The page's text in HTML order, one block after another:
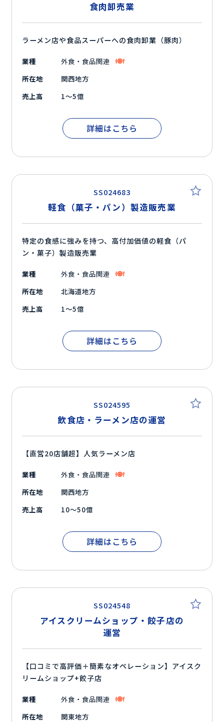
食肉卸売業
ラーメン店や食品スーパーへの食肉卸業（豚肉）
業種
外食・食品関連
所在地
関西地方
売上高
1～5億
詳細はこちら
SS024683
軽食（菓子・パン）製造販売業
特定の食感に強みを持つ、高付加価値の軽食（パ
ン・菓子）製造販売業
業種
外食・食品関連
所在地
北海道地方
売上高
1～5億
詳細はこちら
SS024595
飲食店・ラーメン店の運営
【直営20店舗超】人気ラーメン店
業種
外食・食品関連
所在地
関西地方
売上高
10～50億
詳細はこちら
SS024548
アイスクリームショップ・餃子店の
運営
【口コミで高評価＋簡素なオペレーション】アイスク
リームショップ+餃子店
業種
外食・食品関連
所在地
関東地方